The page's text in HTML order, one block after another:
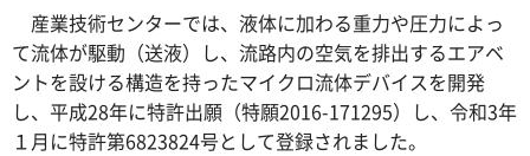
産業技術センターでは、液体に加わる重力や圧力によっ
て流体が駆動（送液）し、流路内の空気を排出するエアベ
ントを設ける構造を持ったマイクロ流体デバイスを開発
し、平成28年に特許出願（特願2016-171295）し、令和3年
１月に特許第6823824号として登録されました。